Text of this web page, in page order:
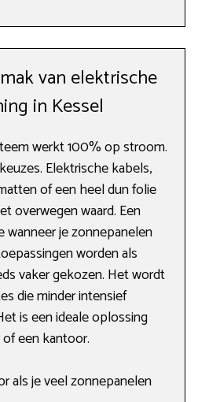
van elektrische
in Kessel
werkt 100% op stroom.
Elektrische kabels,
of een heel dun folie
overwegen waard. Een
wanneer je zonnepanelen
worden als
vaker gekozen. Het wordt
die minder intensief
is een ideale oplossing
een kantoor.
als je veel zonnepanelen